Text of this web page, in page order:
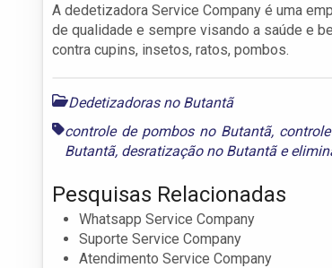
A dedetizadora Service Company é uma
de qualidade e sempre visando a saúde e
contra cupins, insetos, ratos, pombos.
Dedetizadoras no Butantã
controle de pombos no Butantã,
Butantã, desratização no Butantãe
Pesquisas Relacionadas
Whatsapp Service Company
Suporte Service Company
Atendimento Service Company